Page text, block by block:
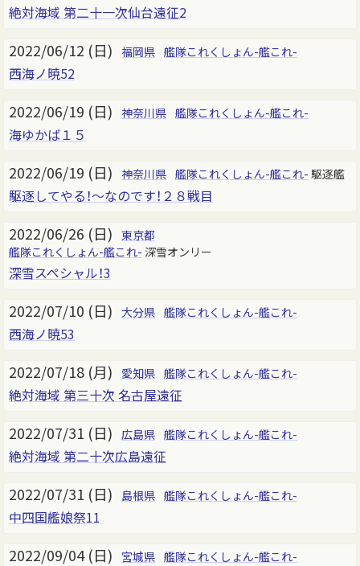
絶対海域 第二十一次仙台遠征2
2022/06/12 (日) 福岡県 艦隊これくしょん-艦これ-
西海ノ暁52
2022/06/19 (日) 神奈川県 艦隊これくしょん-艦これ-
海ゆかば１５
2022/06/19 (日) 神奈川県 艦隊これくしょん-艦これ- 駆逐艦
駆逐してやる！～なのです！２８戦目
2022/06/26 (日) 東京都
艦隊これくしょん-艦これ- 深雪オンリー
深雪スペシャル！3
2022/07/10 (日) 大分県 艦隊これくしょん-艦これ-
西海ノ暁53
2022/07/18 (月) 愛知県 艦隊これくしょん-艦これ-
絶対海域 第三十次 名古屋遠征
2022/07/31 (日) 広島県 艦隊これくしょん-艦これ-
絶対海域 第二十次広島遠征
2022/07/31 (日) 島根県 艦隊これくしょん-艦これ-
中四国艦娘祭11
2022/09/04 (日) 宮城県 艦隊これくしょん-艦これ-